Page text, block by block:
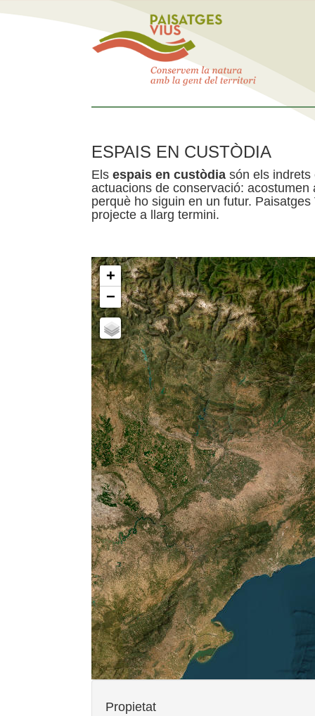
ESPAIS EN CUSTÒDIA
Els espais en custòdia són els indrets
actuacions de conservació:
perquè ho siguin en un futur.
projecte a llarg termini.
+
−
Propietat